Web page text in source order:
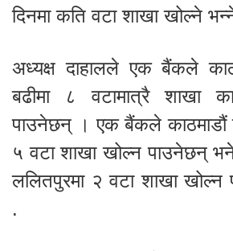
दिनमा कति वटा शाखा खोल्ने
अध्यक्ष दाहालले एक बैंकले
बढीमा ८ वटामात्रै शाखा
पाउनेछन् । एक बैंकले काठमाडौं
५ वटा शाखा खोल्न पाउनेछन्
ललितपुरमा २ वटा शाखा खोल्न
.